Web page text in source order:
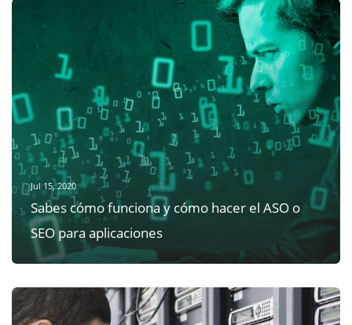
Jul 15, 2020
Sabes cómo funciona y cómo hacer el ASO o
SEO para aplicaciones